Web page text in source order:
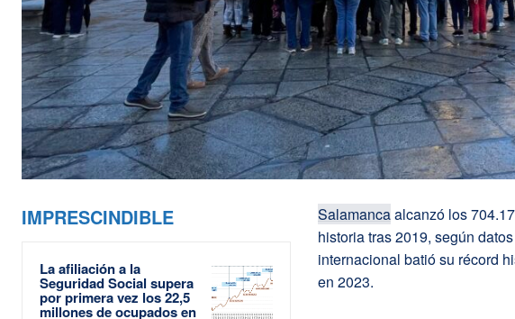
IMPRESCINDIBLE
La afiliación a la
Seguridad Social supera
por primera vez los 22,5
millones de ocupados en
Salamancaalcanzó los
historia tras 2019, según
internacional batió su récord
en 2023.